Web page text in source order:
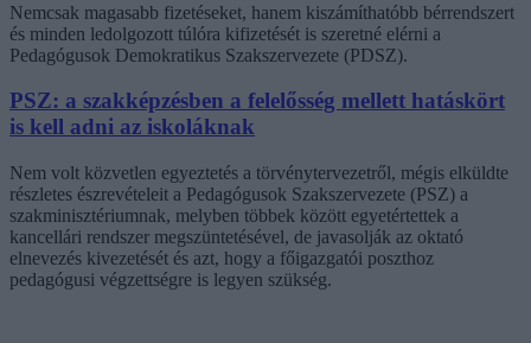
Nemcsak magasabb fizetéseket, hanem kiszámíthatóbb bérrendszert
és minden ledolgozott túlóra kifizetését is szeretné elérni a
Pedagógusok Demokratikus Szakszervezete (PDSZ).
PSZ: a szakképzésben a felelősség mellett hatáskört
is kell adni az iskoláknak
Nem volt közvetlen egyeztetés a törvénytervezetről, mégis elküldte
részletes észrevételeit a Pedagógusok Szakszervezete (PSZ) a
szakminisztériumnak, melyben többek között egyetértettek a
kancellári rendszer megszüntetésével, de javasolják az oktató
elnevezés kivezetését és azt, hogy a főigazgatói poszthoz
pedagógusi végzettségre is legyen szükség.